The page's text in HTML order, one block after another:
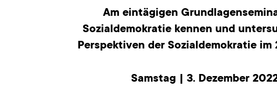
Am eintägigen
Sozialdemokratie kennen und
Perspektiven der Sozialdemokratie
Samstag | 3. Dezember